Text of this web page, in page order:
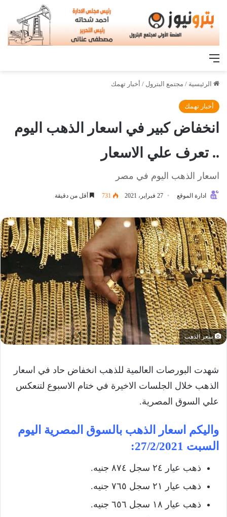
القائمة
الرئيسية / مجتمع البترول / أخبار تهمك
أخبار تهمك
انخفاض كبير في اسعار الذهب اليوم
.. تعرف علي الاسعار
اسعار الذهب اليوم في مصر
ادارة الموقع 27 فبراير، 2021 731 أقل من دقيقة
سعر الذهب
شهدت البورصات العالمية للذهب انخفاض حاد في اسعار
الذهب خلال الجلسات الاخيرة في ختام الاسبوع لتنعكس
علي السوق المصرية.
واليكم اسعار الذهب بالسوق المصرية اليوم
السبت 27/2/2021:
ذهب عيار ٢٤ سجل ٨٧٤ جنيه.
ذهب عيار ٢١ سجل ٧٦٥ جنيه.
ذهب عيار ١٨ سجل ٦٥٦ جنيه.